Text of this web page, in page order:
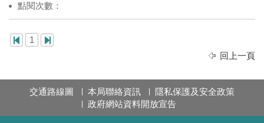
點閱次數：
1
回上一頁
交通路線圖 本局聯絡資訊
隱私保護及安全政策
政府網站資料開放宣告